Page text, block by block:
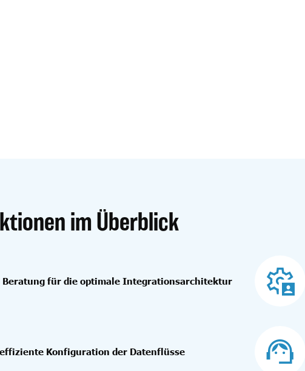
im Überblick
Beratung für die optimale Integrationsarchitektur
Konfiguration der Datenflüsse